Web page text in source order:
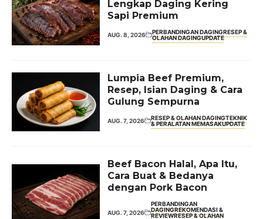
Lengkap Daging Kering
Sapi Premium
AUG. 8, 2026 PERBANDINGAN DAGINGRESEP &
OLAHAN DAGINGUPDATE
Lumpia Beef Premium,
Resep, Isian Daging & Cara
Gulung Sempurna
AUG. 7, 2026 RESEP & OLAHAN DAGINGTEKNIK
& PERALATAN MEMASAKUPDATE
Beef Bacon Halal, Apa Itu,
Cara Buat & Bedanya
dengan Pork Bacon
AUG. 7, 2026
PERBANDINGAN
DAGINGREKOMENDASI &
REVIEWRESEP & OLAHAN